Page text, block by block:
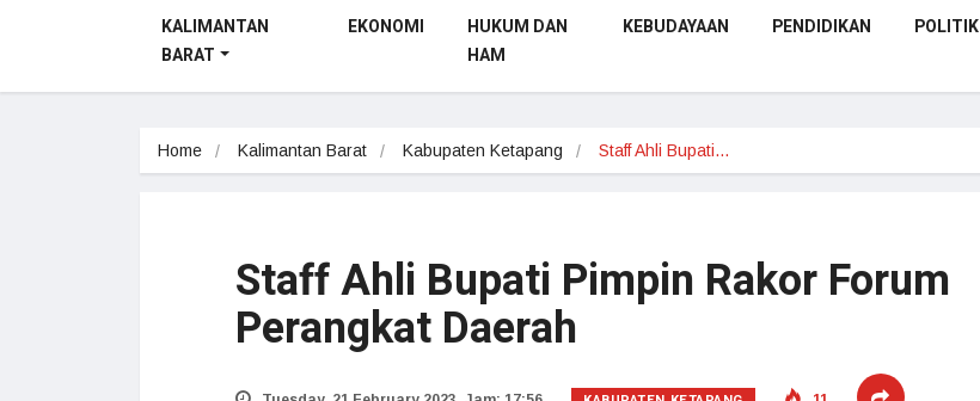
KALIMANTAN
BARAT
EKONOMI
HUKUM DAN
HAM
KEBUDAYAAN PENDIDIKAN POLITIK
Home Kalimantan Barat Kabupaten Ketapang Staff Ahli Bupati…
Staff Ahli Bupati Pimpin Rakor Forum
Perangkat Daerah